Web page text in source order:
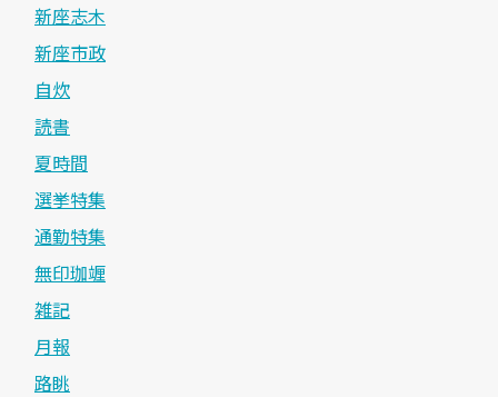
新座志木
新座市政
自炊
読書
夏時間
選挙特集
通勤特集
無印珈竰
雑記
月報
路眺